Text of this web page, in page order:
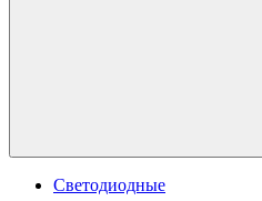
Светодиодные